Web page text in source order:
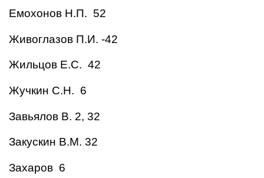
Емохонов Н.П. 52
Живоглазов П.И. -42
Жильцов Е.С. 42
Жучкин С.Н. 6
Завьялов В. 2, 32
Закускин В.М. 32
Захаров 6